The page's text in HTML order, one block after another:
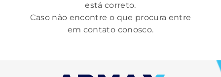
está correto.
Caso não encontre o que procura entre
em contato conosco.